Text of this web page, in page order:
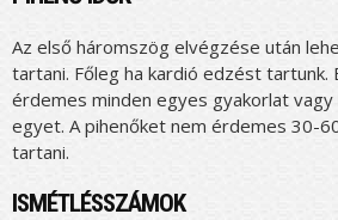
Az első háromszög elvégzése után
tartani. Főleg ha kardió edzést tartunk.
érdemes minden egyes gyakorlat vagy
egyet. A pihenőket nem érdemes 30-
tartani.
ISMÉTLÉSSZÁMOK